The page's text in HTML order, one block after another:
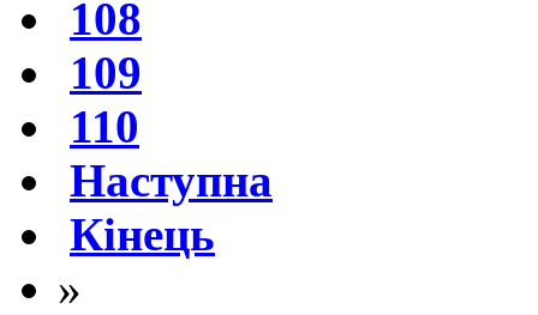
108
109
110
Наступна
Кінець
»